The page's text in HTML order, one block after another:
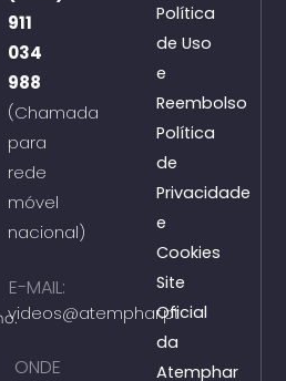
911
034
988
(Chamada
para
rede
móvel
nacional)
E-MAIL:
videos@atemphar.pt
ONDE
Política
de Uso
e
Reembolso
Política
de
Privacidade
e
Cookies
Site
Oficial
da
Atemphar